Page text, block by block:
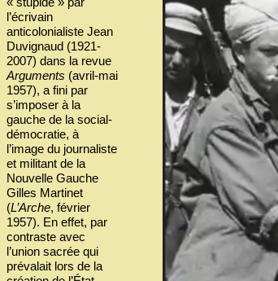
l’écrivain
anticolonialiste Jean
Duvignaud (1921-
2007) dans la revue
Arguments (avril-mai
1957), a fini par
s’imposer à la
gauche de la social-
démocratie, à
l’image du journaliste
et militant de la
Nouvelle Gauche
Gilles Martinet
(L’Arche, février
1957). En effet, par
contraste avec
l’union sacrée qui
prévalait lors de la